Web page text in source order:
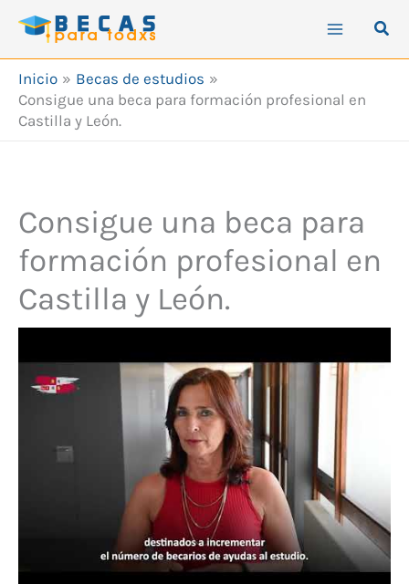
Inicio
Becas de estudios
Consigue una beca para formación profesional en
Castilla y León.
Consigue una beca para
formación profesional en
Castilla y León.